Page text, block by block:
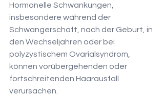
Hormonelle Schwankungen,
insbesondere während der
Schwangerschaft, nach der Geburt, in
den Wechseljahren oder bei
polyzystischem Ovarialsyndrom,
können vorübergehenden oder
fortschreitenden Haarausfall
verursachen.